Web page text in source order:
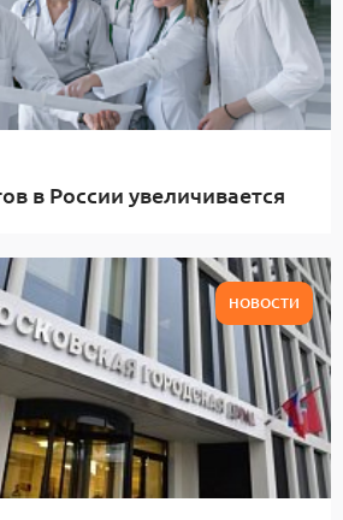
в России увеличивается
НОВОСТИ